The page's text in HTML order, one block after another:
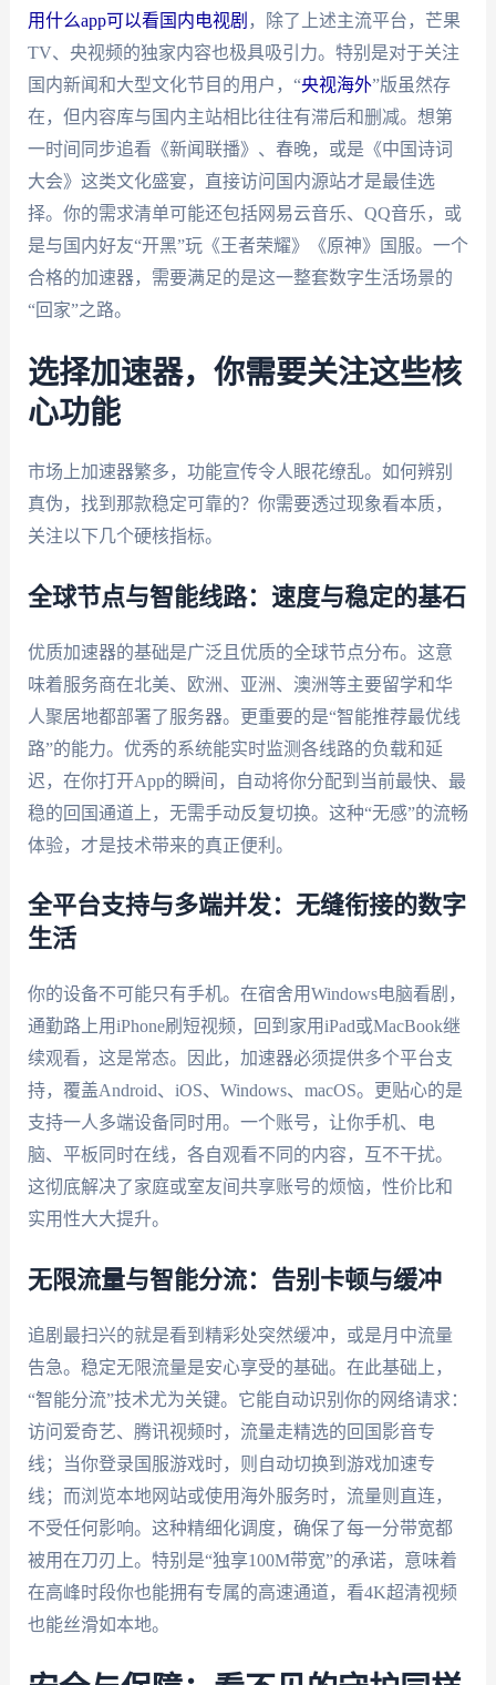
用什么app可以看国内电视剧 ，除了上述主流平台，芒果
TV、央视频的独家内容也极具吸引力。特别是对于关注
国内新闻和大型文化节目的用户，“央视海外”版虽然存
在，但内容库与国内主站相比往往有滞后和删减。想第
一时间同步追看《新闻联播》、春晚，或是《中国诗词
大会》这类文化盛宴，直接访问国内源站才是最佳选
择。你的需求清单可能还包括网易云音乐、QQ音乐，或
是与国内好友“开黑”玩《王者荣耀》《原神》国服。一个
合格的加速器，需要满足的是这一整套数字生活场景的
“回家”之路。
选择加速器，你需要关注这些核
心功能
市场上加速器繁多，功能宣传令人眼花缭乱。如何辨别
真伪，找到那款稳定可靠的？你需要透过现象看本质，
关注以下几个硬核指标。
全球节点与智能线路：速度与稳定的基石
优质加速器的基础是广泛且优质的全球节点分布。这意
味着服务商在北美、欧洲、亚洲、澳洲等主要留学和华
人聚居地都部署了服务器。更重要的是“智能推荐最优线
路”的能力。优秀的系统能实时监测各线路的负载和延
迟，在你打开App的瞬间，自动将你分配到当前最快、最
稳的回国通道上，无需手动反复切换。这种“无感”的流畅
体验，才是技术带来的真正便利。
全平台支持与多端并发：无缝衔接的数字
生活
你的设备不可能只有手机。在宿舍用Windows电脑看剧，
通勤路上用iPhone刷短视频，回到家用iPad或MacBook继
续观看，这是常态。因此，加速器必须提供多个平台支
持，覆盖Android、iOS、Windows、macOS。更贴心的是
支持一人多端设备同时用。一个账号，让你手机、电
脑、平板同时在线，各自观看不同的内容，互不干扰。
这彻底解决了家庭或室友间共享账号的烦恼，性价比和
实用性大大提升。
无限流量与智能分流：告别卡顿与缓冲
追剧最扫兴的就是看到精彩处突然缓冲，或是月中流量
告急。稳定无限流量是安心享受的基础。在此基础上，
“智能分流”技术尤为关键。它能自动识别你的网络请求：
访问爱奇艺、腾讯视频时，流量走精选的回国影音专
线；当你登录国服游戏时，则自动切换到游戏加速专
线；而浏览本地网站或使用海外服务时，流量则直连，
不受任何影响。这种精细化调度，确保了每一分带宽都
被用在刀刃上。特别是“独享100M带宽”的承诺，意味着
在高峰时段你也能拥有专属的高速通道，看4K超清视频
也能丝滑如本地。